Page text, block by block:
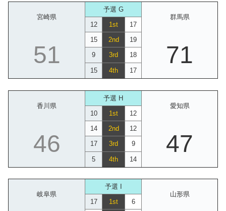
宮崎県
予選 G
群馬県
12
1st 17
51
15 2nd 19
71
9 3rd 18
15 4th 17
香川県
予選 H
愛知県
10
1st 12
46
14 2nd 12
47
17 3rd 9
5 4th 14
岐阜県
予選 I
山形県
17
1st 6